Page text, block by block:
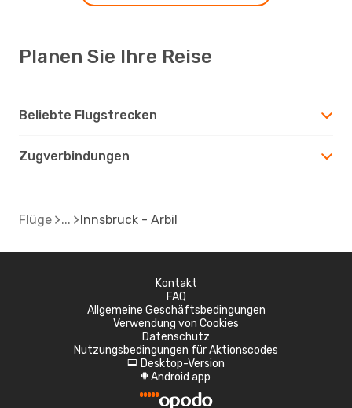
Planen Sie Ihre Reise
Beliebte Flugstrecken
Zugverbindungen
Flüge Innsbruck - Arbil
Kontakt
FAQ
Allgemeine Geschäftsbedingungen
Verwendung von Cookies
Datenschutz
Nutzungsbedingungen für Aktionscodes
d Desktop-Version
A Android app